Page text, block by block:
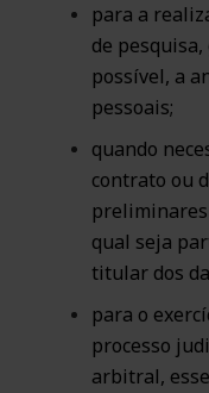
para a
de
possível, a
pessoais;
quando
contrato ou
qual seja
titular dos
para o
processo
arbitral,